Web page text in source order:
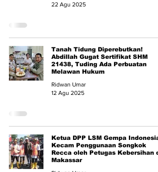
22 Agu 2025
Tanah Tidung Diperebutkan!
Abdillah Gugat Sertifikat SHM
21438, Tuding Ada Perbuatan
Melawan Hukum
Ridwan Umar
12 Agu 2025
Ketua DPP LSM Gempa Indonesia
Kecam Penggunaan Songkok
Recca oleh Petugas Kebersihan di
Makassar